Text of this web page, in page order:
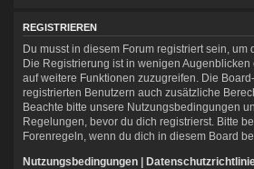
SUCHE
REGISTRIEREN
Du musst in diesem Forum registriert sein, um
Die Registrierung ist in wenigen Augenblicken
auf weitere Funktionen zuzugreifen. Die
registrierten Benutzern auch zusätzliche
Beachte bitte unsere Nutzungsbedingungen
Regelungen, bevor du dich registrierst. Bitte
Forenregeln, wenn du dich in diesem Board
Nutzungsbedingungen |